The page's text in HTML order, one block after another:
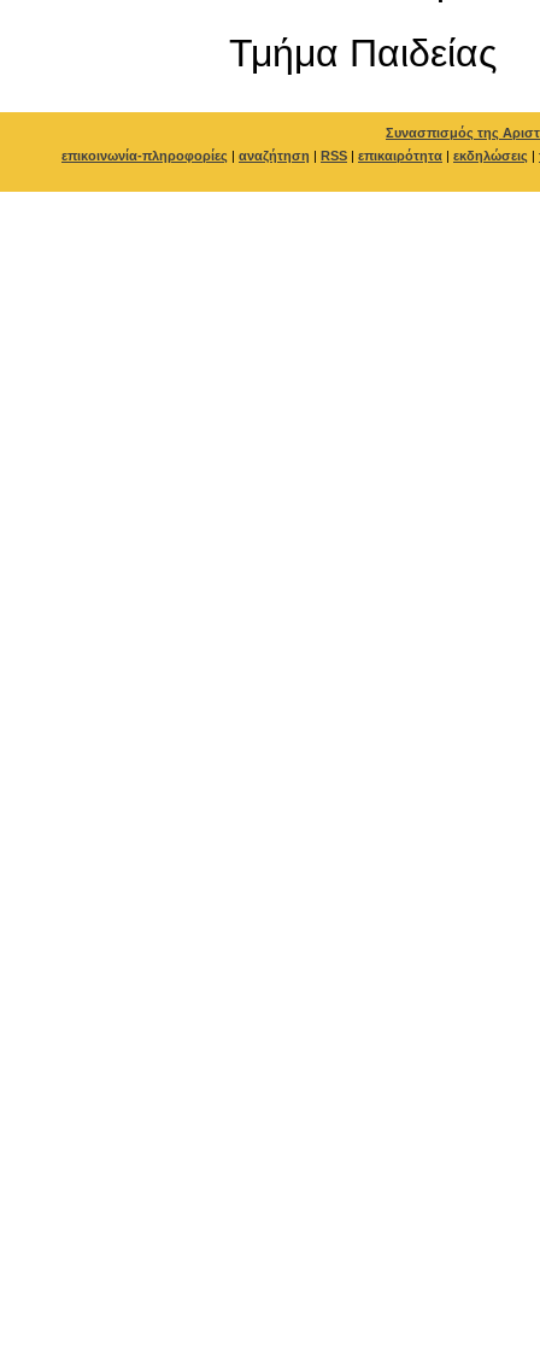
Τμήμα Παιδείας
Συνασπισμός της
επικοινωνία-πληροφορίες | αναζήτηση | RSS | επικαιρότητα | εκδηλώσεις |